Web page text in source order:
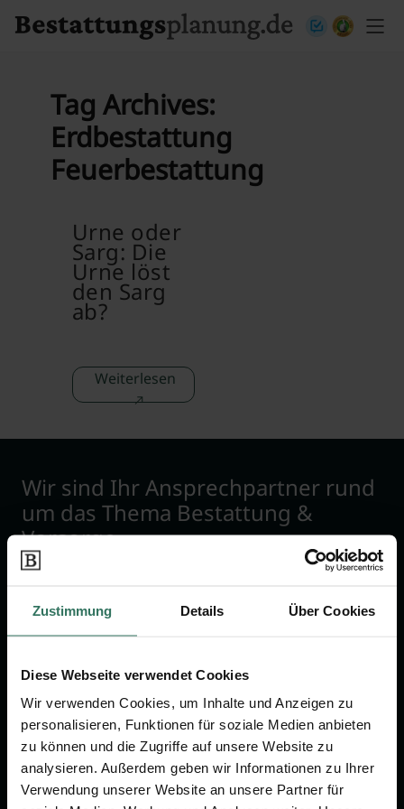
Zustimmung Details Über Cookies
Diese Webseite verwendet Cookies
Wir verwenden Cookies, um Inhalte und Anzeigen zu
personalisieren, Funktionen für soziale Medien anbieten
zu können und die Zugriffe auf unsere Website zu
analysieren. Außerdem geben wir Informationen zu Ihrer
Verwendung unserer Website an unsere Partner für
Tag Archives:
Erdbestattung
Feuerbestattung
Urne oder
Sarg: Die
Urne löst
den Sarg
ab?
Weiterlesen
Wir sind Ihr Ansprechpartner rund
um das Thema Bestattung &
Vorsorge.
Vergleich
Ratgeber
Verzeichnis
Wissenswertes
Online-Portal
Kostenlos registrieren